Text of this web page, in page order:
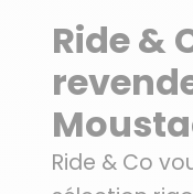
Ride &
Ride & Co